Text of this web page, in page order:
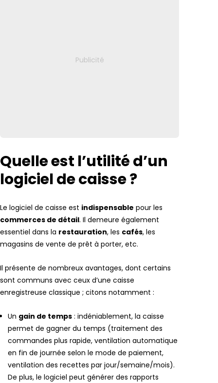
Quelle est l’utilité d’un
logiciel de caisse ?
Le logiciel de caisse est indispensable pour les
commerces de détail. Il demeure également
essentiel dans la restauration, les cafés, les
magasins de vente de prêt à porter, etc.
Il présente de nombreux avantages, dont certains
sont communs avec ceux d’une caisse
enregistreuse classique ; citons notamment :
Un gain de temps : indéniablement, la caisse
permet de gagner du temps (traitement des
commandes plus rapide, ventilation automatique
en fin de journée selon le mode de paiement,
ventilation des recettes par jour/semaine/mois).
De plus, le logiciel peut générer des rapports